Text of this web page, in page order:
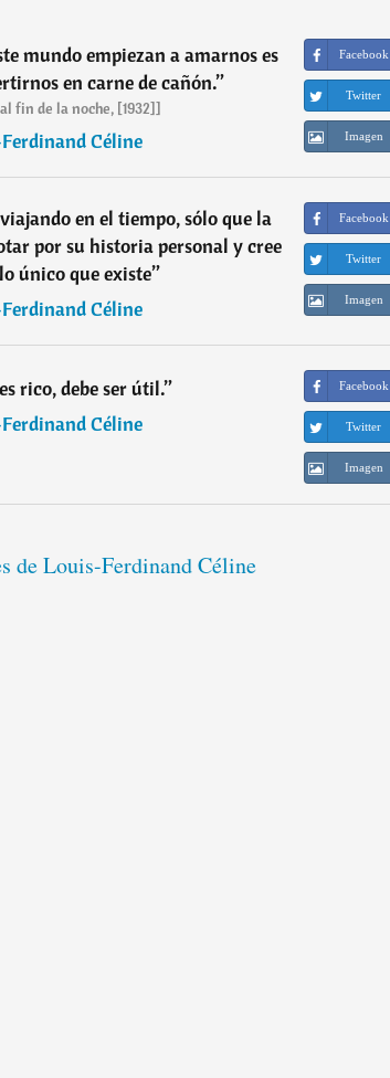
mundo empiezan a amarnos es
en carne de cañón.”
fin de la noche, [1932]]
Céline
Facebook
Twitter
Imagen
en el tiempo, sólo que la
por su historia personal y cree
único que existe”
Céline
Facebook
Twitter
Imagen
rico, debe ser útil.”
Céline
Facebook
Twitter
Imagen
de Louis-Ferdinand Céline